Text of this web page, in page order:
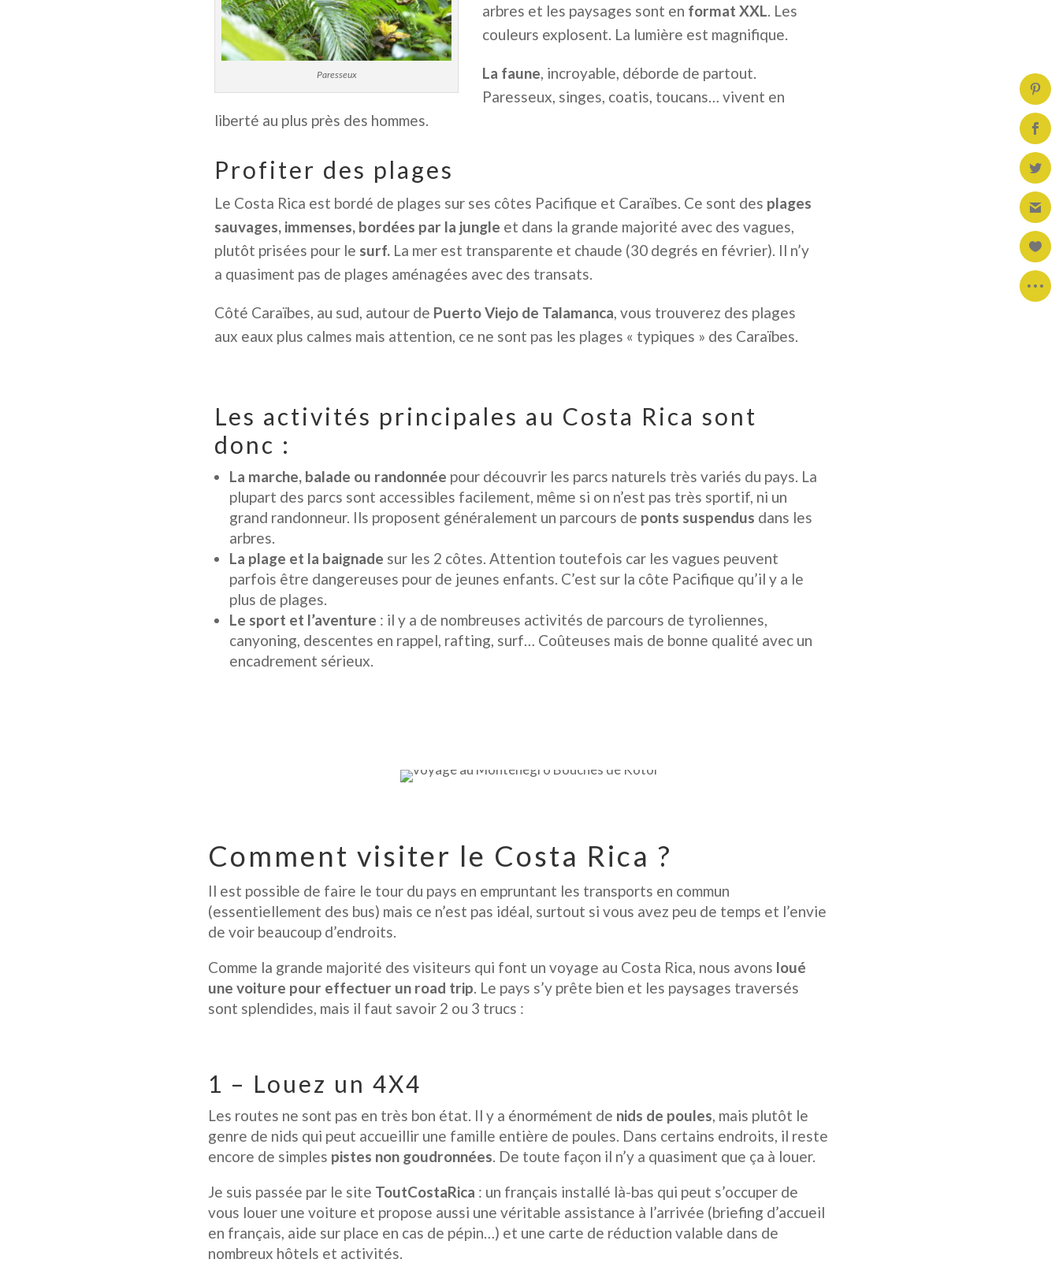
Twitter Mail
Paresseux
arbres et les paysages sont en format XXL. Les
couleurs explosent. La lumière est magnifique.
La faune, incroyable, déborde de partout.
Paresseux, singes, coatis, toucans… vivent en
liberté au plus près des hommes.
Profiter des plages
Le Costa Rica est bordé de plages sur ses côtes Pacifique et Caraïbes. Ce sont des plages
sauvages, immenses, bordées par la jungle et dans la grande majorité avec des vagues,
plutôt prisées pour le surf. La mer est transparente et chaude (30 degrés en février). Il n’y
a quasiment pas de plages aménagées avec des transats.
Côté Caraïbes, au sud, autour de Puerto Viejo de Talamanca, vous trouverez des plages
aux eaux plus calmes mais attention, ce ne sont pas les plages « typiques » des Caraïbes.
Les activités principales au Costa Rica sont
donc :
La marche, balade ou randonnée pour découvrir les parcs naturels très variés du pays. La
plupart des parcs sont accessibles facilement, même si on n’est pas très sportif, ni un
grand randonneur. Ils proposent généralement un parcours de ponts suspendus dans les
arbres.
La plage et la baignade sur les 2 côtes. Attention toutefois car les vagues peuvent
parfois être dangereuses pour de jeunes enfants. C’est sur la côte Pacifique qu’il y a le
plus de plages.
Le sport et l’aventure : il y a de nombreuses activités de parcours de tyroliennes,
canyoning, descentes en rappel, rafting, surf… Coûteuses mais de bonne qualité avec un
encadrement sérieux.
Mail
Comment visiter le Costa Rica ?
Il est possible de faire le tour du pays en empruntant les transports en commun
(essentiellement des bus) mais ce n’est pas idéal, surtout si vous avez peu de temps et l’envie
de voir beaucoup d’endroits.
Comme la grande majorité des visiteurs qui font un voyage au Costa Rica, nous avons loué
une voiture pour effectuer un road trip. Le pays s’y prête bien et les paysages traversés
sont splendides, mais il faut savoir 2 ou 3 trucs :
1 – Louez un 4X4
Les routes ne sont pas en très bon état. Il y a énormément de nids de poules, mais plutôt le
genre de nids qui peut accueillir une famille entière de poules. Dans certains endroits, il reste
encore de simples pistes non goudronnées. De toute façon il n’y a quasiment que ça à louer.
Je suis passée par le site ToutCostaRica : un français installé là-bas qui peut s’occuper de
vous louer une voiture et propose aussi une véritable assistance à l’arrivée (briefing d’accueil
en français, aide sur place en cas de pépin…) et une carte de réduction valable dans de
nombreux hôtels et activités.